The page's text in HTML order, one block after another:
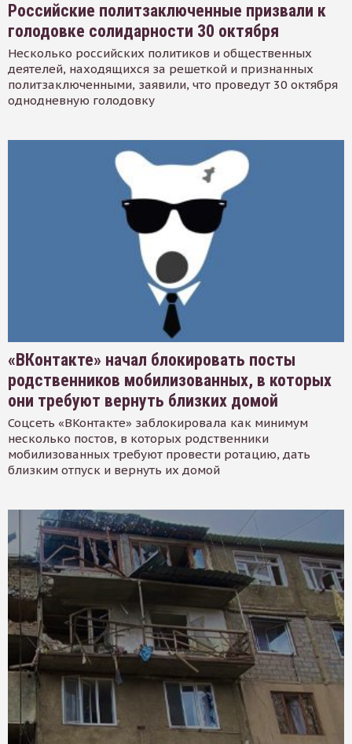
Российские политзаключенные призвали к
голодовке солидарности 30 октября
Несколько российских политиков и общественных
деятелей, находящихся за решеткой и признанных
политзаключенными, заявили, что проведут 30 октября
однодневную голодовку
«ВКонтакте» начал блокировать посты
родственников мобилизованных, в которых
они требуют вернуть близких домой
Соцсеть «ВКонтакте» заблокировала как минимум
несколько постов, в которых родственники
мобилизованных требуют провести ротацию, дать
близким отпуск и вернуть их домой